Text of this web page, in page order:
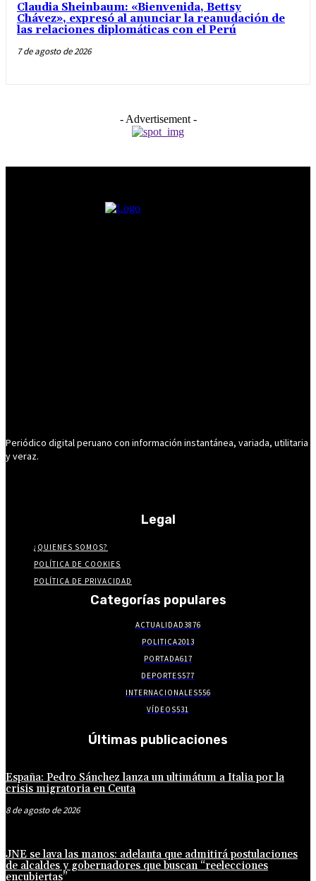
Claudia Sheinbaum: «Bienvenida, Bettsy
Chávez», expresó al anunciar la reanudación de
las relaciones diplomáticas con el Perú
7 de agosto de 2026
- Advertisement -
Periódico digital peruano con información instantánea, variada, utilitaria
y veraz.
Legal
¿QUIENES SOMOS?
POLÍTICA DE COOKIES
POLÍTICA DE PRIVACIDAD
Categorías populares
ACTUALIDAD3876
POLITICA2013
PORTADA617
DEPORTES577
INTERNACIONALES556
VÍDEOS531
Últimas publicaciones
España: Pedro Sánchez lanza un ultimátum a Italia por la
crisis migratoria en Ceuta
8 de agosto de 2026
JNE se lava las manos: adelanta que admitirá postulaciones
de alcaldes y gobernadores que buscan “reelecciones
encubiertas”